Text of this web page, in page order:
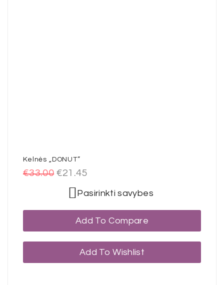
Kelnės „DONUT”
€33.00 €21.45
Pasirinkti savybes
Add To Compare
Add To Wishlist